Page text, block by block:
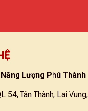
Lượng Phú Thành
54, Tân Thành, Lai